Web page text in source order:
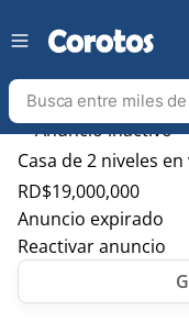
Casa de 2 niveles
RD$19,000,000
Anuncio expirado
Reactivar anuncio